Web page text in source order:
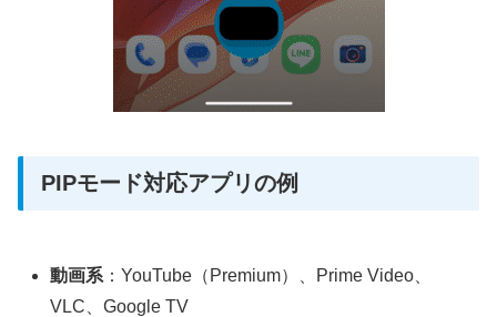
PIPモード対応アプリの例
動画系 ：YouTube（Premium）、Prime Video、
VLC、Google TV